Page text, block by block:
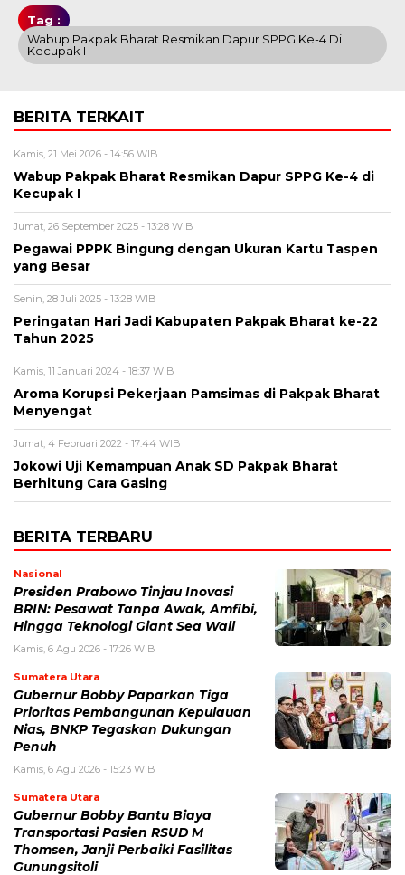
Tag :
Wabup Pakpak Bharat Resmikan Dapur SPPG Ke-4 Di
Kecupak I
BERITA TERKAIT
Kamis, 21 Mei 2026 - 14:56 WIB
Wabup Pakpak Bharat Resmikan Dapur SPPG Ke-4 di
Kecupak I
Jumat, 26 September 2025 - 13:28 WIB
Pegawai PPPK Bingung dengan Ukuran Kartu Taspen
yang Besar
Senin, 28 Juli 2025 - 13:28 WIB
Peringatan Hari Jadi Kabupaten Pakpak Bharat ke-22
Tahun 2025
Kamis, 11 Januari 2024 - 18:37 WIB
Aroma Korupsi Pekerjaan Pamsimas di Pakpak Bharat
Menyengat
Jumat, 4 Februari 2022 - 17:44 WIB
Jokowi Uji Kemampuan Anak SD Pakpak Bharat
Berhitung Cara Gasing
BERITA TERBARU
Nasional
Presiden Prabowo Tinjau Inovasi
BRIN: Pesawat Tanpa Awak, Amfibi,
Hingga Teknologi Giant Sea Wall
Kamis, 6 Agu 2026 - 17:26 WIB
Sumatera Utara
Gubernur Bobby Paparkan Tiga
Prioritas Pembangunan Kepulauan
Nias, BNKP Tegaskan Dukungan
Penuh
Kamis, 6 Agu 2026 - 15:23 WIB
Sumatera Utara
Gubernur Bobby Bantu Biaya
Transportasi Pasien RSUD M
Thomsen, Janji Perbaiki Fasilitas
Gunungsitoli